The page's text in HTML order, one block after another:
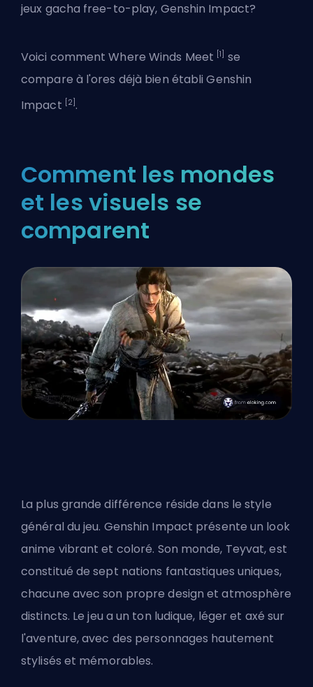
jeux gacha free-to-play, Genshin Impact?
Voici comment Where Winds Meet [1]
se
compare à l'ores déjà bien établi Genshin
Impact
[2] .
Comment les mondes
et les visuels se
comparent
La plus grande différence réside dans le style
général du jeu. Genshin Impact présente un look
anime vibrant et coloré. Son monde, Teyvat, est
constitué de sept nations fantastiques uniques,
chacune avec son propre design et atmosphère
distincts. Le jeu a un ton ludique, léger et axé sur
l'aventure, avec des personnages hautement
stylisés et mémorables.